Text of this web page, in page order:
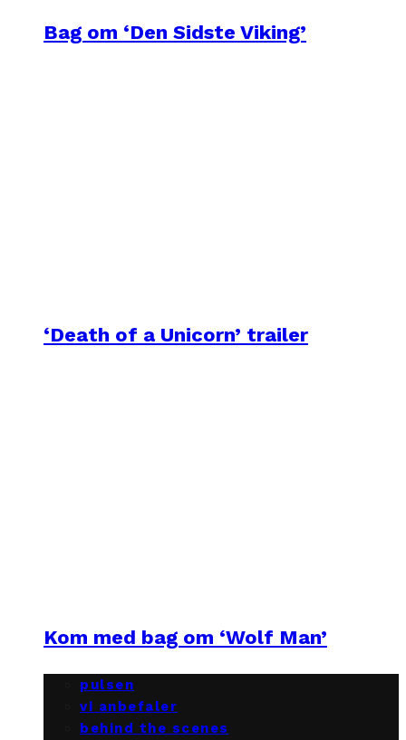
Bag om ‘Den Sidste Viking’
‘Death of a Unicorn’ trailer
Kom med bag om ‘Wolf Man’
pulsen
vi anbefaler
behind the scenes